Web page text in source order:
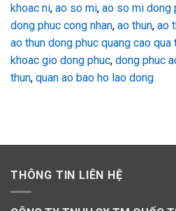
khoac ni, ao so mi, ao so mi dong
dong phuc cong nhan, ao thun, ao
ao thun dong phuc quang cao qua
khoac gio dong phuc, dong phuc
thun, quan ao bao ho lao dong
THÔNG TIN LIÊN HỆ